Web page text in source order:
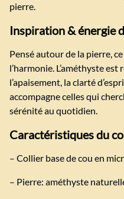
pierre.
Inspiration & énergie
Pensé autour de la pierre,
l’harmonie. L’améthyste
l’apaisement, la clarté
accompagne celles qui
sérénité au quotidien.
Caractéristiques du
– Collier base de cou en
– Pierre: améthyste